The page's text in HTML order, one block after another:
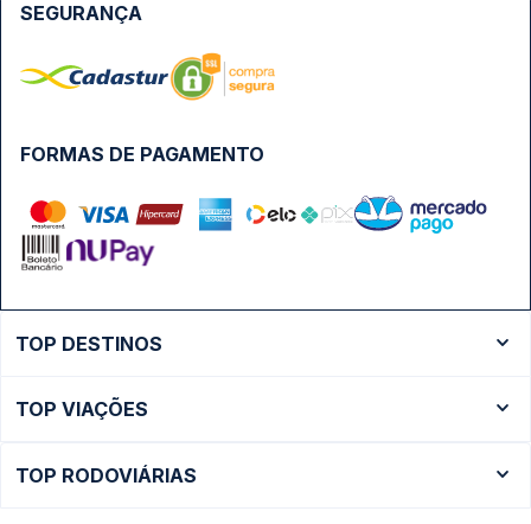
FORMAS DE PAGAMENTO
SEGURANÇA
TOP DESTINOS
Ônibus São Paulo
TOP VIAÇÕES
TOP RODOVIÁRIAS